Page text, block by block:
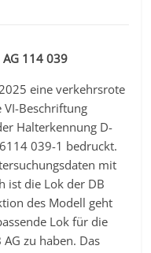
114 039
eine verkehrsrote
VI-Beschriftung
Halterkennung D-
039-1 bedruckt.
mit
ist die Lok der DB
des Modell geht
Lok für die
zu haben. Das